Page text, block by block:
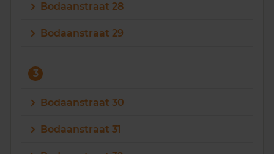
Bodaanstraat 28
Bodaanstraat 29
3
Bodaanstraat 30
Bodaanstraat 31